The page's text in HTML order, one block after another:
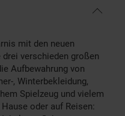
mit den neuen
verschieden großen
Aufbewahrung von
, Winterbekleidung,
Spielzeug und vielem
oder auf Reisen: